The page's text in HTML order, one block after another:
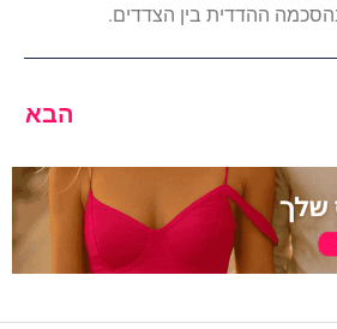
ההדדית בין הצדדים.
הבא